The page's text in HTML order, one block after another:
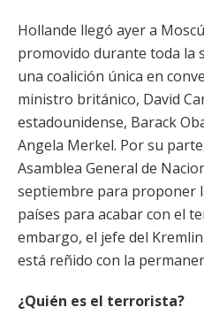
Hollande llegó ayer a
promovido durante toda la
una coalición única en
ministro británico, David
estadounidense, Barack
Angela Merkel. Por su
Asamblea General de
septiembre para proponer
países para acabar con el
embargo, el jefe del
está reñido con la
¿Quién es el terrorista?